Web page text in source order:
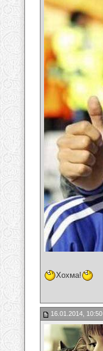
Хохма!
16.01.2014, 10:50